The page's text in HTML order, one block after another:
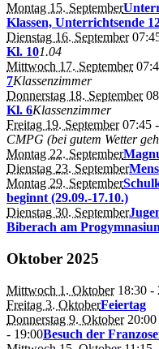
Montag 15. September
Klassen, Unterrichtsende
Dienstag 16. September
Kl. 101.04
Mittwoch 17. September
7Klassenzimmer
Donnerstag 18. September
Kl. 6Klassenzimmer
Freitag 19. September07:45
CMPG (bei gutem Wetter
Montag 22. September
Dienstag 23. September
Montag 29. September
beginnt (29.09.-17.10.)
Dienstag 30. September
Biberach am
Oktober 2025
Mittwoch 1. Oktober18:30 -
Freitag 3. OktoberFeiertag
Donnerstag 9. Oktober20:00
- 19:00Besuch der